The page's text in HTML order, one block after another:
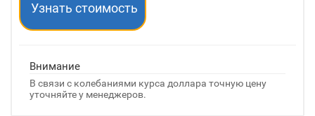
Узнать стоимость
Внимание
В связи с колебаниями курса доллара точную цену
уточняйте у менеджеров.